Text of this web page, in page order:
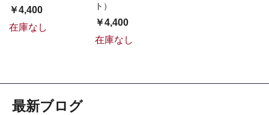
￥4,400
在庫なし
ト）
￥4,400
在庫なし
最新ブログ